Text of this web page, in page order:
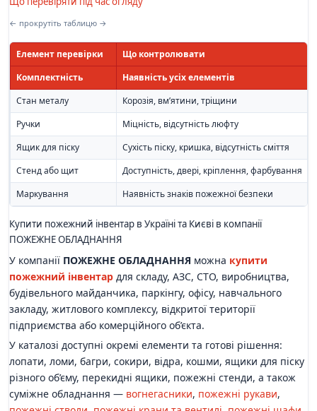
← прокрутіть таблицю →
Елемент перевірки Що контролювати
Комплектність
Наявність усіх елементів
Стан металу
Корозія, вм’ятини, тріщини
Ручки
Міцність, відсутність люфту
Ящик для піску
Сухість піску, кришка, відсутність сміття
Стенд або щит
Доступність, двері, кріплення, фарбування
Маркування
Наявність знаків пожежної безпеки
Купити пожежний інвентар в Україні та Києві в компанії
ПОЖЕЖНЕ ОБЛАДНАННЯ
У компанії ПОЖЕЖНЕ ОБЛАДНАННЯ можна купити
пожежний інвентар для складу, АЗС, СТО, виробництва,
будівельного майданчика, паркінгу, офісу, навчального
закладу, житлового комплексу, відкритої території
підприємства або комерційного об’єкта.
У каталозі доступні окремі елементи та готові рішення:
лопати, ломи, багри, сокири, відра, кошми, ящики для піску
різного об’єму, перекидні ящики, пожежні стенди, а також
суміжне обладнання — вогнегасники, пожежні рукави,